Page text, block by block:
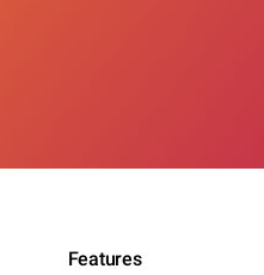
Features